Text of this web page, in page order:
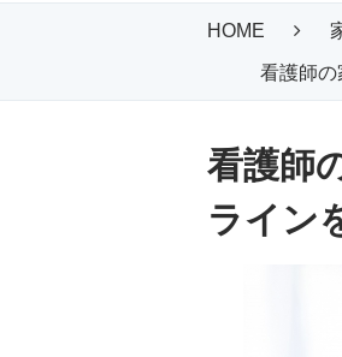
HOME
看護師の家
看護師
ライン